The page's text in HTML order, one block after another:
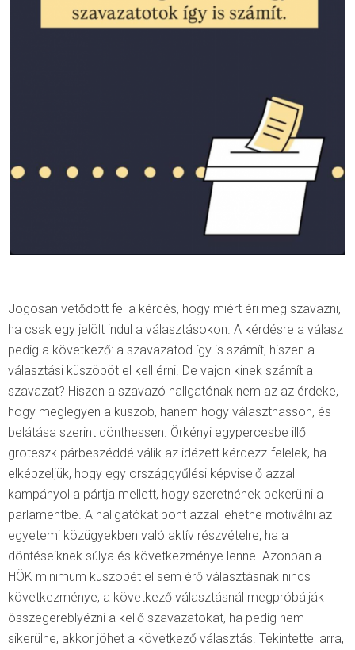
Jogosan vetődött fel a kérdés, hogy miért éri meg szavazni,
ha csak egy jelölt indul a választásokon. A kérdésre a válasz
pedig a következő: a szavazatod így is számít, hiszen a
választási küszöböt el kell érni. De vajon kinek számít a
szavazat? Hiszen a szavazó hallgatónak nem az az érdeke,
hogy meglegyen a küszöb, hanem hogy választhasson, és
belátása szerint dönthessen. Örkényi egypercesbe illő
groteszk párbeszéddé válik az idézett kérdezz-felelek, ha
elképzeljük, hogy egy országgyűlési képviselő azzal
kampányol a pártja mellett, hogy szeretnének bekerülni a
parlamentbe. A hallgatókat pont azzal lehetne motiválni az
egyetemi közügyekben való aktív részvételre, ha a
döntéseiknek súlya és következménye lenne. Azonban a
HÖK minimum küszöbét el sem érő választásnak nincs
következménye, a következő választásnál megpróbálják
összegereblyézni a kellő szavazatokat, ha pedig nem
sikerülne, akkor jöhet a következő választás. Tekintettel arra,